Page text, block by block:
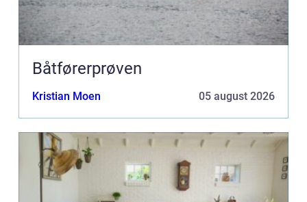
Båtførerprøven
Kristian Moen 05 august 2026